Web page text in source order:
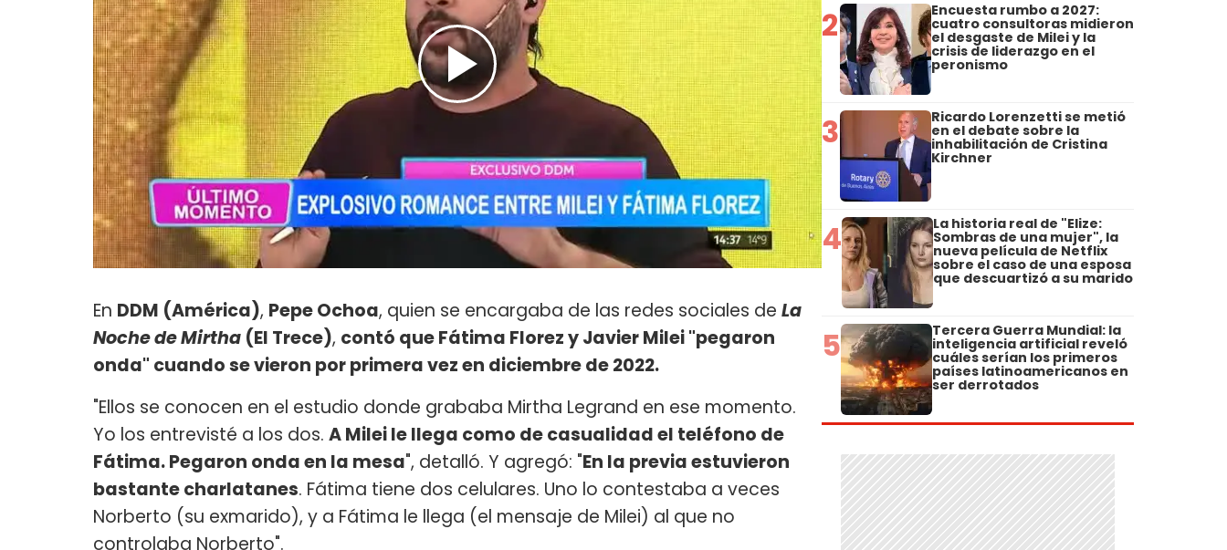
En DDM (América), Pepe Ochoa, quien se encargaba de las redes sociales de La
Noche de Mirtha (El Trece), contó que Fátima Florez y Javier Milei "pegaron
onda" cuando se vieron por primera vez en diciembre de 2022.
"Ellos se conocen en el estudio donde grababa Mirtha Legrand en ese momento.
Yo los entrevisté a los dos. A Milei le llega como de casualidad el teléfono de
Fátima. Pegaron onda en la mesa", detalló. Y agregó: "En la previa estuvieron
bastante charlatanes. Fátima tiene dos celulares. Uno lo contestaba a veces
Norberto (su exmarido), y a Fátima le llega (el mensaje de Milei) al que no
controlaba Norberto".
2 Encuesta rumbo a 2027:
cuatro consultoras midieron
el desgaste de Milei y la
crisis de liderazgo en el
peronismo
3 Ricardo Lorenzetti se metió
en el debate sobre la
inhabilitación de Cristina
Kirchner
4 La historia real de "Elize:
Sombras de una mujer", la
nueva película de Netflix
sobre el caso de una esposa
que descuartizó a su marido
5 Tercera Guerra Mundial: la
inteligencia artificial reveló
cuáles serían los primeros
países latinoamericanos en
ser derrotados